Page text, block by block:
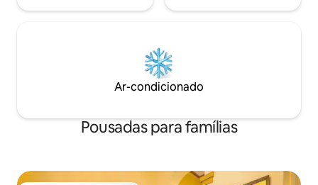
Ar-condicionado
Pousadas para famílias